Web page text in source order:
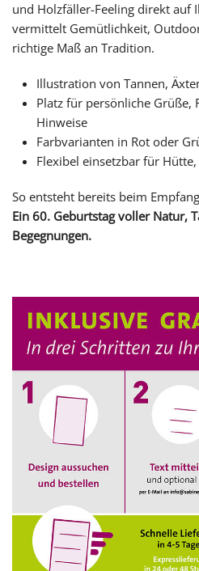
und Holzfäller-Feeling direkt auf
vermittelt Gemütlichkeit,
richtige Maß an Tradition.
Illustration von Tannen,
Platz für persönliche Grüße,
Hinweise
Farbvarianten in Rot oder
Flexibel einsetzbar für
So entsteht bereits beim
Ein 60. Geburtstag voller Natur,
Begegnungen.